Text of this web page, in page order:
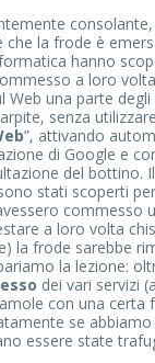
che la frode è
hanno
a loro
Web una parte
senza
”, attivando
di Google e
del bottino.
stati scoperti
commesso
a loro volta
la frode sarebbe
la lezione:
dei vari servizi
con una certa
se
essere state